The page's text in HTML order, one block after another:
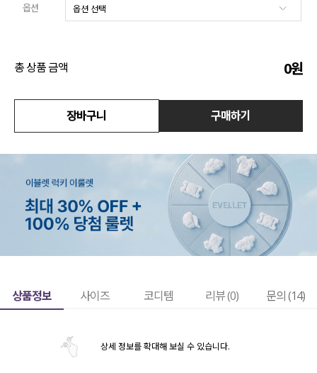
코디템
옵션
총 상품 금액 0원
장바구니 구매하기
상품정보 사이즈 코디템 리뷰 (0) 문의 (14)
상세 정보를 확대해 보실 수 있습니다.